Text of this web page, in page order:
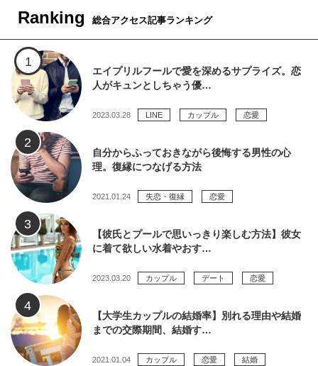
Ranking 総合アクセス記事ランキング
エイプリルフールで愛を深めるサプライズ。恋
人がキュンとしちゃう優…
2023.03.28 LINE カップル 恋愛
自分からふっておきながら後悔する男性の心
理。復縁につなげる方法
2021.01.24 失恋・復縁 恋愛
【彼氏とプールで思いっきり楽しむ方法】彼女
に着て欲しい水着やおす…
2023.03.20 カップル デート 恋愛
【大学生カップルの結婚率】別れる理由や結婚
までの交際期間、結婚す…
2021.01.04 カップル 恋愛 結婚